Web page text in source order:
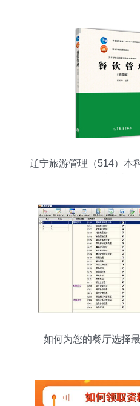
辽宁旅游管理（514）本
如何为您的餐厅选择